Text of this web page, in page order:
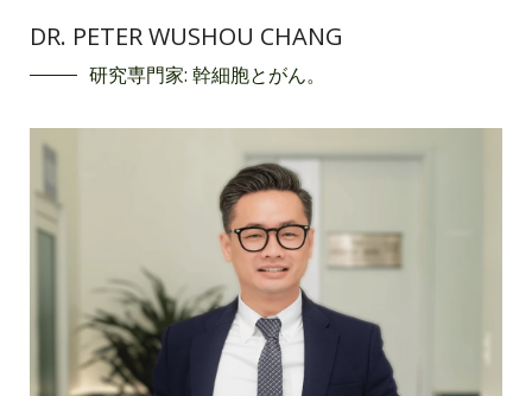
DR. PETER WUSHOU CHANG
研究専門家: 幹細胞とがん。